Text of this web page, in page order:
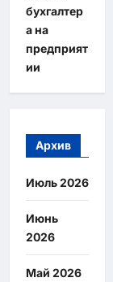
бухгалтер
а на
предприят
ии
Архив
Июль 2026
Июнь
2026
Май 2026